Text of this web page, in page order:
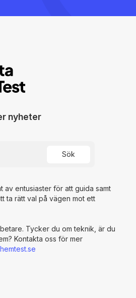
nyheter
av entusiaster för att guida samt
ta rätt val på vägen mot ett
Tycker du om teknik, är du
Kontakta oss för mer